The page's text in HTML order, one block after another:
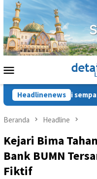
Loncat
konten
Mobile
Headlinenews
Malaungi sempat Nego
Beranda Headline
Kejari Bima
Bank BUMN
Fiktif